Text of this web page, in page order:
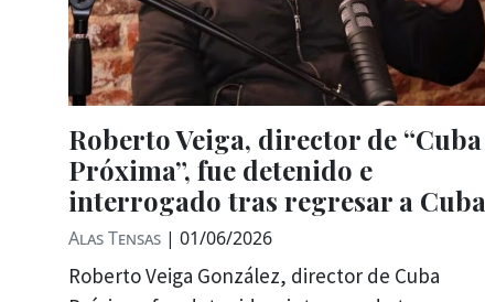
Roberto Veiga, director de “Cuba
Próxima”, fue detenido e
interrogado tras regresar a Cuba
Alas Tensas | 01/06/2026
Roberto Veiga González, director de Cuba